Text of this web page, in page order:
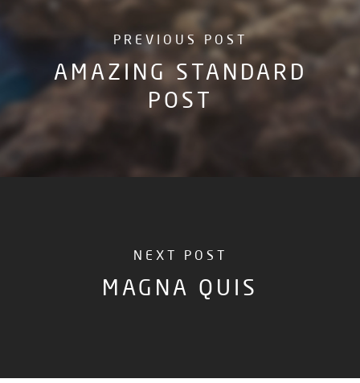
PREVIOUS POST
AMAZING STANDARD
POST
NEXT POST
MAGNA QUIS